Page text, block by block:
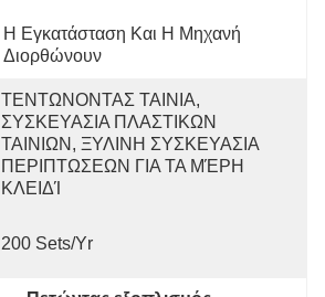
Η Εγκατάσταση Και Η Μηχανή
Διορθώνουν
ΤΕΝΤΩΝΟΝΤΑΣ ΤΑΙΝΙΑ,
ΣΥΣΚΕΥΑΣΙΑ ΠΛΑΣΤΙΚΩΝ
ΤΑΙΝΙΩΝ, ΞΥΛΙΝΗ ΣΥΣΚΕΥΑΣΙΑ
ΠΕΡΙΠΤΩΣΕΩΝ ΓΙΑ ΤΑ ΜΈΡΗ
ΚΛΕΙΔΊ
200 Sets/yr